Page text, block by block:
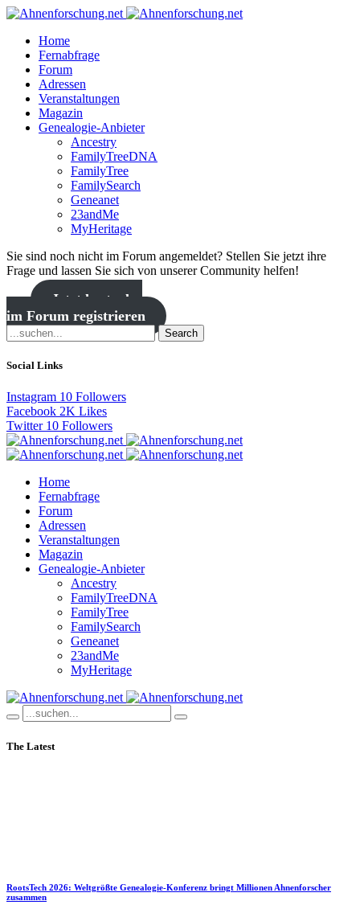
Home
Fernabfrage
Forum
Adressen
Veranstaltungen
Magazin
Genealogie-Anbieter
Ancestry
FamilyTreeDNA
FamilyTree
FamilySearch
Geneanet
23andMe
MyHeritage
Sie sind noch nicht im Forum angemeldet? Stellen Sie jetzt ihre
Frage und lassen Sie sich von unserer Community helfen!
Jetzt kostenlos
im Forum registrieren
Search
Social Links
Instagram 10 Followers
Facebook 2K Likes
Twitter 10 Followers
Home
Fernabfrage
Forum
Adressen
Veranstaltungen
Magazin
Genealogie-Anbieter
Ancestry
FamilyTreeDNA
FamilyTree
FamilySearch
Geneanet
23andMe
MyHeritage
The Latest
RootsTech 2026: Weltgrößte Genealogie-Konferenz bringt Millionen Ahnenforscher
zusammen